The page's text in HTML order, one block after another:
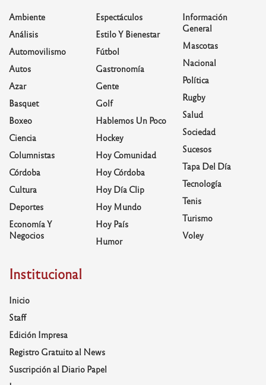
Ambiente
Análisis
Automovilismo
Autos
Azar
Basquet
Boxeo
Ciencia
Columnistas
Córdoba
Cultura
Deportes
Economía Y
Negocios
Espectáculos
Estilo Y Bienestar
Fútbol
Gastronomía
Gente
Golf
Hablemos Un Poco
Hockey
Hoy Comunidad
Hoy Córdoba
Hoy Día Clip
Hoy Mundo
Hoy País
Humor
Información
General
Mascotas
Nacional
Política
Rugby
Salud
Sociedad
Sucesos
Tapa Del Día
Tecnología
Tenis
Turismo
Voley
Institucional
Inicio
Staff
Edición Impresa
Registro Gratuito al News
Suscripción al Diario Papel